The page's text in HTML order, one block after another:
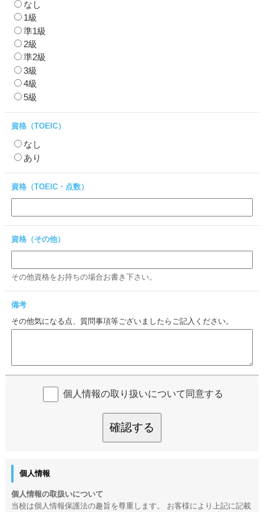
なし
1級
準1級
2級
準2級
3級
4級
5級
資格（TOEIC）
なし
あり
資格（TOEIC・点数）
資格（その他）
その他資格をお持ちの場合お書き下さい。
備考
その他気になる点、質問事項等ございましたらご記入ください。
個人情報の取り扱いについて同意する
確認する
個人情報
個人情報の取扱いについて
当校は個人情報保護法の趣旨を尊重します。 お客様により上記に記載